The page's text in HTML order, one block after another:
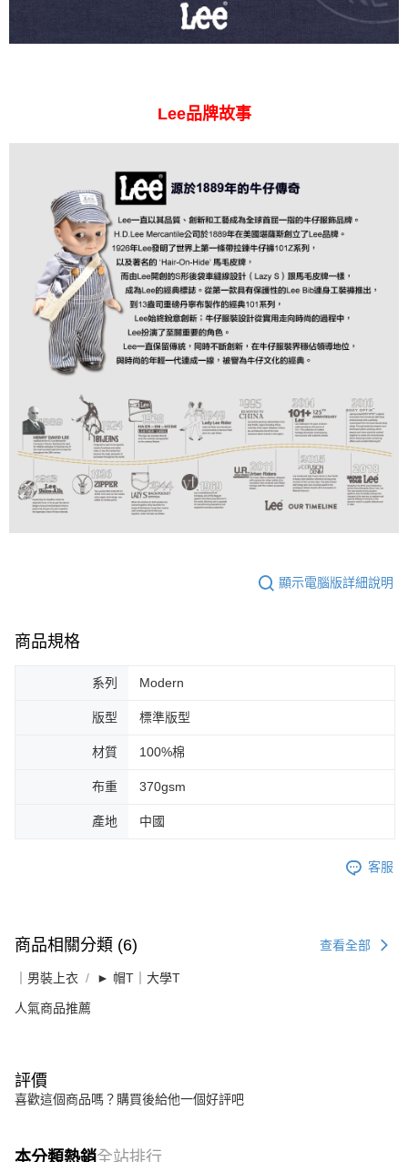
Lee品牌故事
顯示電腦版詳細說明
商品規格
系列 Modern
版型 標準版型
材質 100%棉
布重 370gsm
產地 中國
客服
商品相關分類 (6) 查看全部
｜男裝上衣 ► 帽T｜大學T
人氣商品推薦
評價
喜歡這個商品嗎？購買後給他一個好評吧
本分類熱銷全站排行